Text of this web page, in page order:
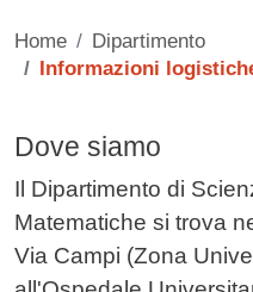
Home
Dipartimento
Informazioni
Contenuto
Dove siamo
Il Dipartimento di
Matematiche si trova
Via Campi (Zona